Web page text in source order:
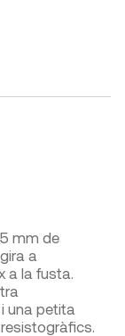
fusta.
de les
real
puntual,
que
densitat,
mm de
a
a la fusta.
una petita